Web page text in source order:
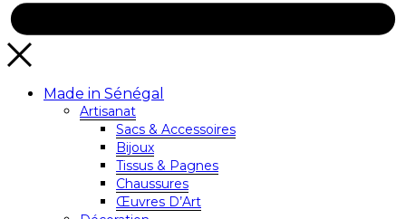
Made in Sénégal
Artisanat
Sacs & Accessoires
Bijoux
Tissus & Pagnes
Chaussures
Œuvres D’Art